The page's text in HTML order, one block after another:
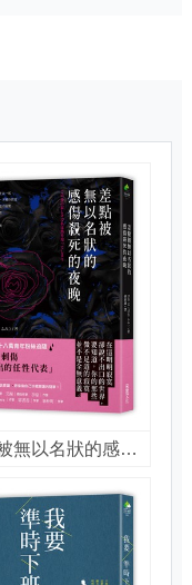
差點被無以名狀的感傷殺死的夜晚 [電子書] / 浮谷文著 ; 緋華璃譯